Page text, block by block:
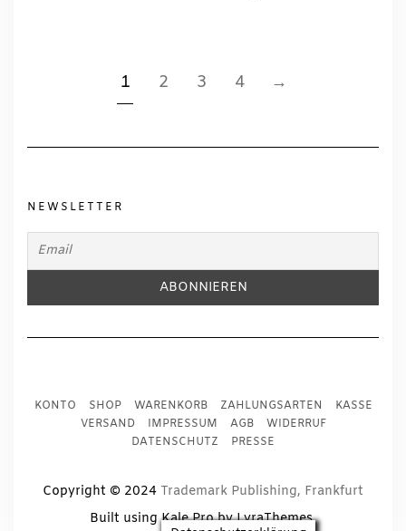
1 2 3 4 →
NEWSLETTER
KONTO SHOP WARENKORB ZAHLUNGSARTEN
KASSE
VERSAND
IMPRESSUM AGB
WIDERRUF
DATENSCHUTZ
PRESSE
Copyright © 2024 Trademark Publishing, Frankfurt
Built usingKale ProbyLyraThemes.